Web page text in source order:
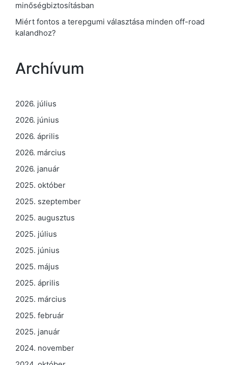
minőségbiztosításban
Miért fontos a terepgumi választása minden off-road
kalandhoz?
Archívum
2026. július
2026. június
2026. április
2026. március
2026. január
2025. október
2025. szeptember
2025. augusztus
2025. július
2025. június
2025. május
2025. április
2025. március
2025. február
2025. január
2024. november